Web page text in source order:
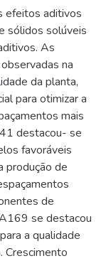
efeitos aditivos
sólidos solúveis
As
na
da planta,
para otimizar a
mais
destacou- se
favoráveis
produção de
de
se destacou
a qualidade
Crescimento